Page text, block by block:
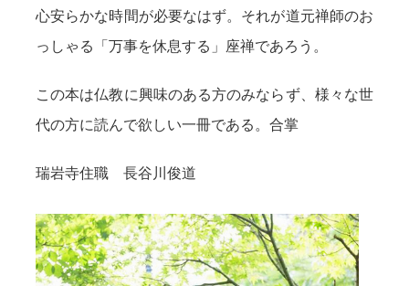
心安らかな時間が必要なはず。それが道元禅師のお
っしゃる「万事を休息する」座禅であろう。
この本は仏教に興味のある方のみならず、様々な世
代の方に読んで欲しい一冊である。合掌
瑞岩寺住職 長谷川俊道